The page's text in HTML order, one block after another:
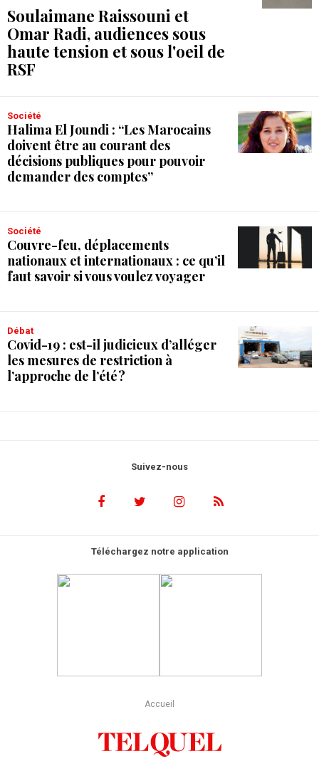
Soulaimane Raissouni et
Omar Radi, audiences sous
haute tension et sous l'oeil de
RSF
Société
Halima El Joundi : “Les Marocains
doivent être au courant des
décisions publiques pour pouvoir
demander des comptes”
Société
Couvre-feu, déplacements
nationaux et internationaux : ce qu’il
faut savoir si vous voulez voyager
débat
Covid-19 : est-il judicieux d’alléger
les mesures de restriction à
l’approche de l’été ?
Suivez-nous
Téléchargez notre application
Accueil